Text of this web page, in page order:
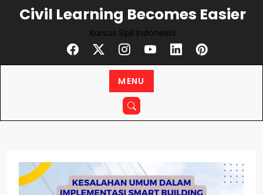
Civil Learning Becomes Easier
Kursus Sipil Indonesia
MENU